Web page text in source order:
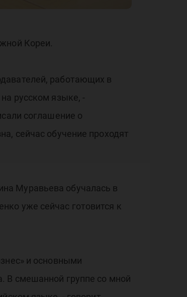
Кореи.
работающих в
русском языке, -
соглашение о
сейчас обучение проходят
Муравьева обучалась в
уже сейчас готовится к
и основными
В смешанной группе со мной